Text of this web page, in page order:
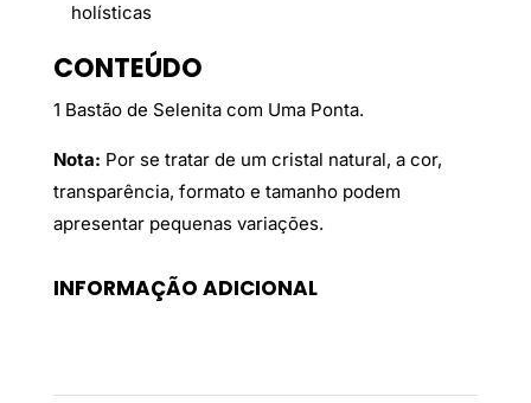
holísticas
CONTEÚDO
1 Bastão de Selenita com Uma Ponta.
Nota: Por se tratar de um cristal natural, a cor,
transparência, formato e tamanho podem
apresentar pequenas variações.
INFORMAÇÃO ADICIONAL